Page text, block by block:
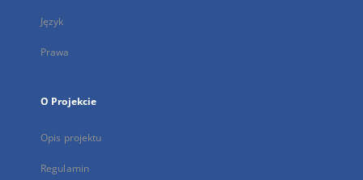
Język
Prawa
O Projekcie
Opis projektu
Regulamin